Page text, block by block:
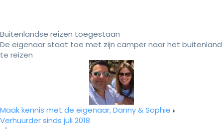
Buitenlandse reizen toegestaan
De eigenaar staat toe met zijn camper naar het buitenland
te reizen
Maak kennis met de eigenaar, Danny & Sophie
Verhuurder sinds juli 2018